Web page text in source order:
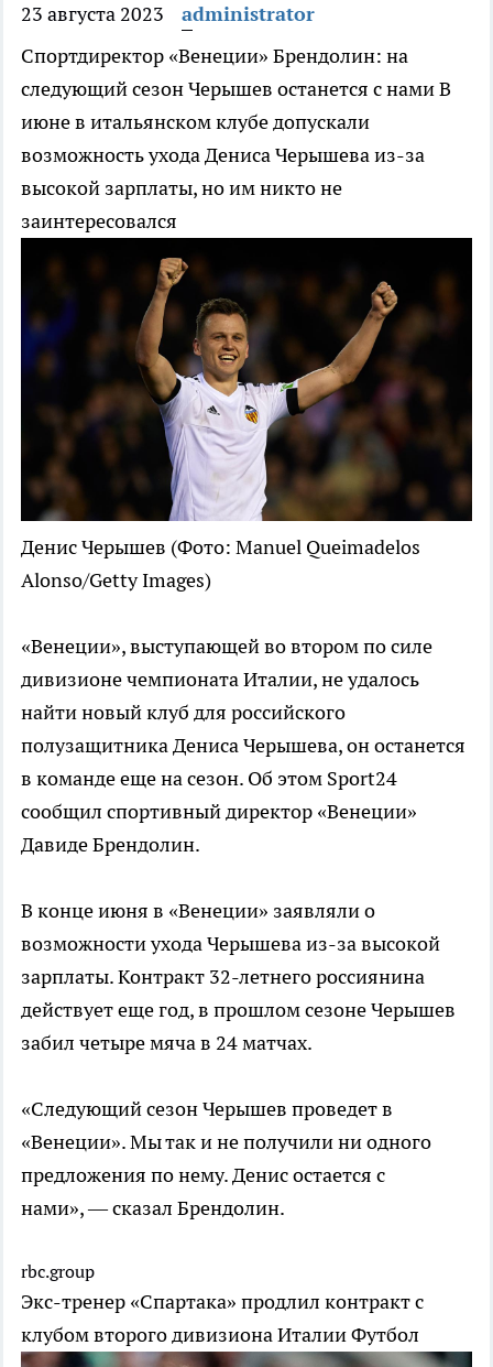
23 августа 2023
administrator
Спортдиректор «Венеции» Брендолин: на
следующий сезон Черышев останется с намиВ
июне в итальянском клубе допускали
возможность ухода Дениса Черышева из-за
высокой зарплаты, но им никто не
заинтересовался
Денис Черышев (Фото: Manuel Queimadelos
Alonso/Getty Images)
«Венеции», выступающей во втором по силе
дивизионе чемпионата Италии, не удалось
найти новый клуб для российского
полузащитника Дениса Черышева, он останется
в команде еще на сезон. Об этом Sport24
сообщил спортивный директор «Венеции»
Давиде Брендолин.
В конце июня в «Венеции» заявляли о
возможности ухода Черышева из-за высокой
зарплаты. Контракт 32-летнего россиянина
действует еще год, в прошлом сезоне Черышев
забил четыре мяча в 24 матчах.
«Следующий сезон Черышев проведет в
«Венеции». Мы так и не получили ни одного
предложения по нему. Денис остается с
нами», — сказал Брендолин.
rbc.group
Экс-тренер «Спартака» продлил контракт с
клубом второго дивизиона ИталииФутбол